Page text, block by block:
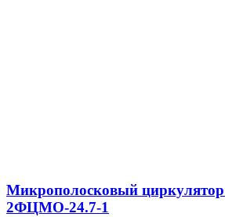
Микрополосковый
2ФЦМО-24.7-1